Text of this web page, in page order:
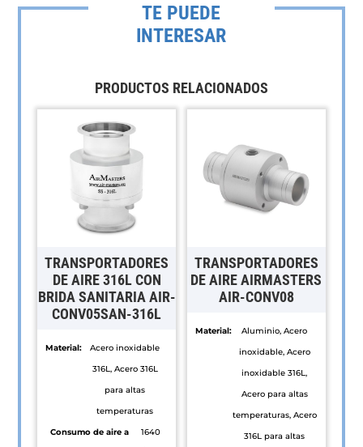
TE PUEDE
INTERESAR
PRODUCTOS RELACIONADOS
TRANSPORTADORES
DE AIRE 316L CON
BRIDA SANITARIA AIR-
CONV05SAN-316L
Material:
Acero inoxidable
316L, Acero 316L
para altas
temperaturas
Consumo de aire a
1640
TRANSPORTADORES
DE AIRE AIRMASTERS
AIR-CONV08
Material:
Aluminio, Acero
inoxidable, Acero
inoxidable 316L,
Acero para altas
temperaturas, Acero
316L para altas